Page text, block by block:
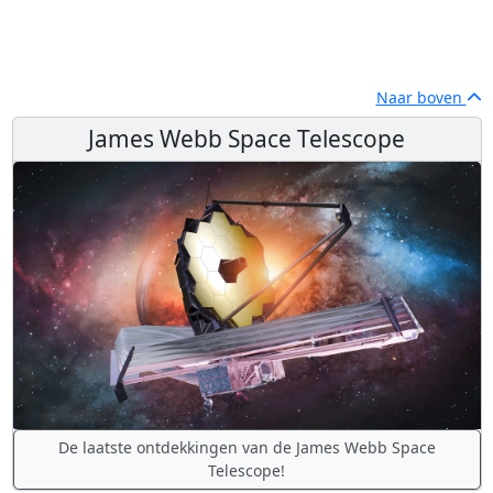
Naar boven
James Webb Space Telescope
De laatste ontdekkingen van de James Webb Space
Telescope!